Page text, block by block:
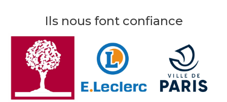
Ils nous font confiance